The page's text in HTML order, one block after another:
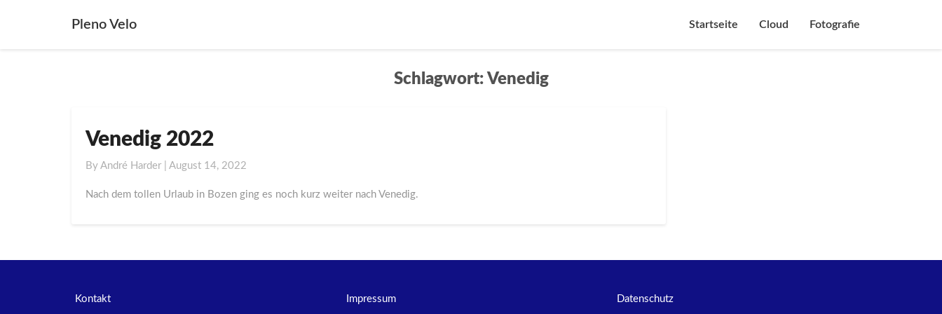
Pleno Velo Startseite Cloud Fotografie
Schlagwort: Venedig
Venedig
Venedig 2022
By André Harder August 14, 2022
Nach dem tollen Urlaub in Bozen ging es noch kurz weiter nach Venedig.
Kontakt Impressum Datenschutz